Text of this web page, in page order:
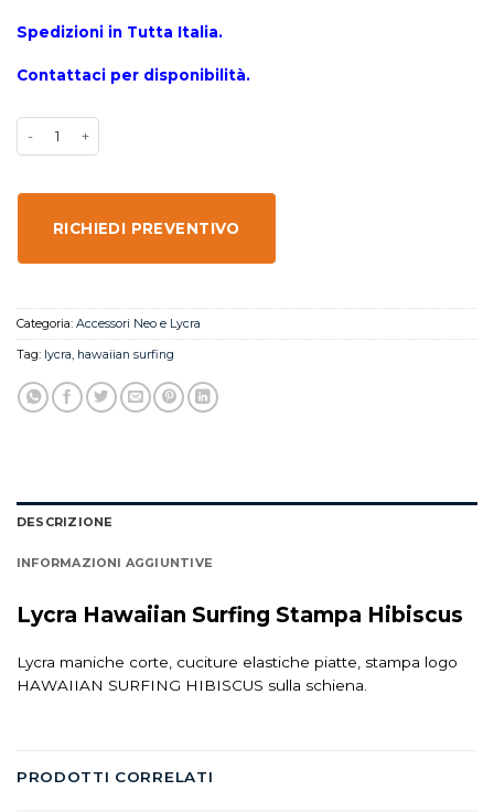
Spedizioni in Tutta Italia.
Contattaci per disponibilità.
RICHIEDI PREVENTIVO
Categoria: Accessori Neo e Lycra
Tag: lycra hawaiian surfing
DESCRIZIONE
INFORMAZIONI AGGIUNTIVE
Lycra Hawaiian Surfing Stampa Hibiscus
Lycra maniche corte, cuciture elastiche piatte, stampa logo
HAWAIIAN SURFING HIBISCUS sulla schiena.
PRODOTTI CORRELATI